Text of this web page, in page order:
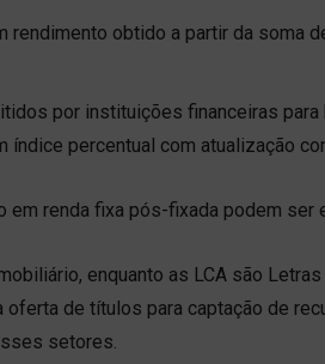
rendimento obtido a partir da soma
por instituições financeiras
percentual com atualização
em renda fixa pós-fixada podem ser
enquanto as LCA são
de títulos para captação de
setores.